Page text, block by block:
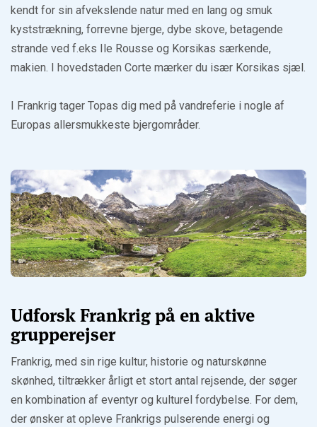
kendt for sin afvekslende natur med en lang og smuk
kyststrækning, forrevne bjerge, dybe skove, betagende
strande ved f.eks Ile Rousse og Korsikas særkende,
makien. I hovedstaden Corte mærker du især Korsikas sjæl.
I Frankrig tager Topas dig med på vandreferie i nogle af
Europas allersmukkeste bjergområder.
Udforsk Frankrig på en aktive
grupperejser
Frankrig, med sin rige kultur, historie og naturskønne
skønhed, tiltrækker årligt et stort antal rejsende, der søger
en kombination af eventyr og kulturel fordybelse. For dem,
der ønsker at opleve Frankrigs pulserende energi og